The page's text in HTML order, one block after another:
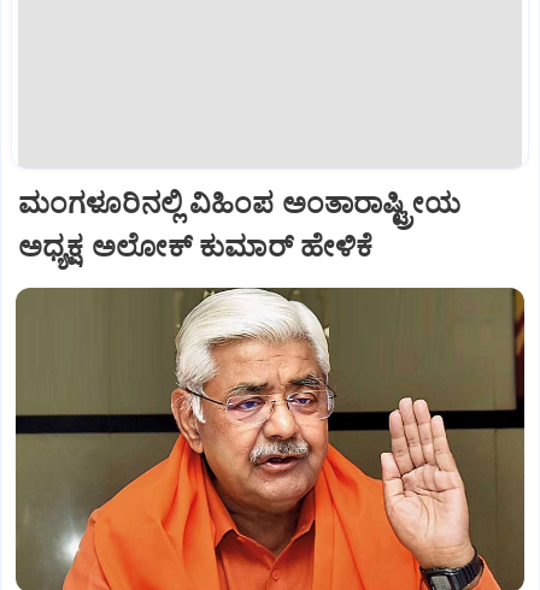
ಮಂಗಳೂರಿನಲ್ಲಿ ವಿಹಿಂಪ ಅಂತಾರಾಷ್ಟ್ರೀಯ
ಅಧ್ಯಕ್ಷ ಅಲೋಕ್ ಕುಮಾರ್ ಹೇಳಿಕೆ